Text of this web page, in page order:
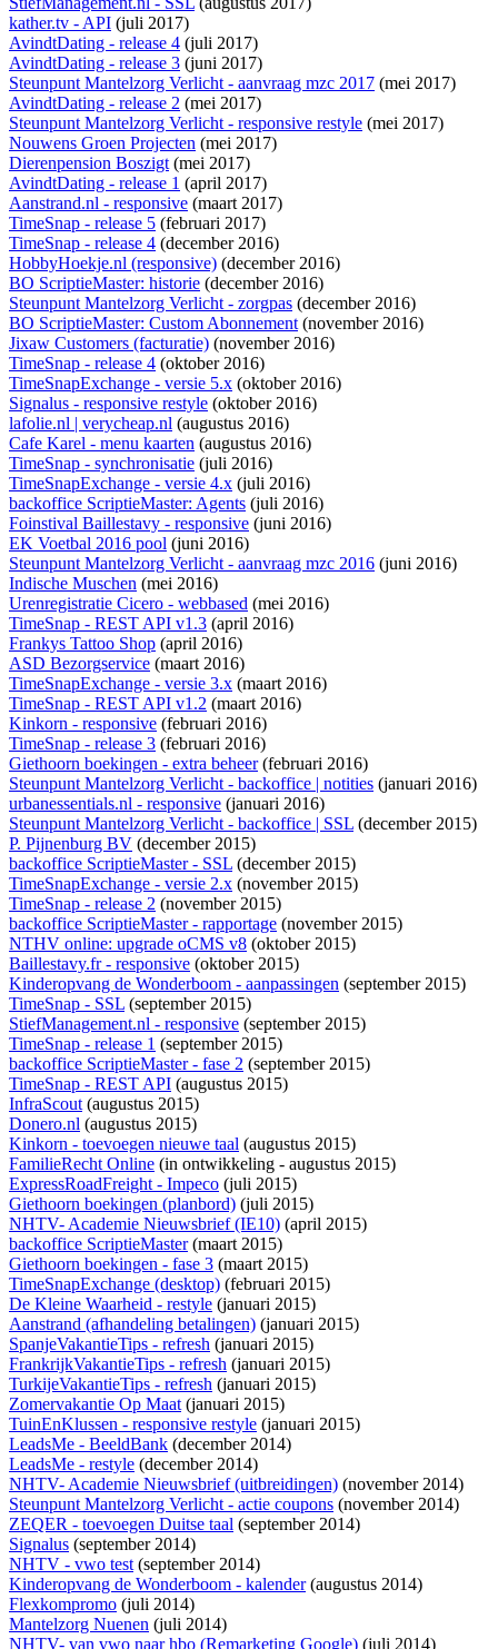
kather.tv - API (juli 2017)
AvindtDating - release 4 (juli 2017)
AvindtDating - release 3 (juni 2017)
Steunpunt Mantelzorg Verlicht - aanvraag mzc 2017 (mei 2017)
AvindtDating - release 2 (mei 2017)
Steunpunt Mantelzorg Verlicht - responsive restyle (mei 2017)
Nouwens Groen Projecten (mei 2017)
Dierenpension Boszigt(mei 2017)
AvindtDating - release 1 (april 2017)
Aanstrand.nl - responsive (maart 2017)
TimeSnap - release 5 (februari 2017)
TimeSnap - release 4 (december 2016)
HobbyHoekje.nl (responsive) (december 2016)
BO ScriptieMaster: historie (december 2016)
Steunpunt Mantelzorg Verlicht - zorgpas (december 2016)
BO ScriptieMaster: Custom Abonnement(november 2016)
Jixaw Customers (facturatie) (november 2016)
TimeSnap - release 4 (oktober 2016)
TimeSnapExchange - versie 5.x (oktober 2016)
Signalus - responsive restyle (oktober 2016)
lafolie.nl | verycheap.nl (augustus 2016)
Cafe Karel - menu kaarten (augustus 2016)
TimeSnap - synchronisatie (juli 2016)
TimeSnapExchange - versie 4.x (juli 2016)
backoffice ScriptieMaster: Agents (juli 2016)
Foinstival Baillestavy - responsive (juni 2016)
EK Voetbal 2016 pool (juni 2016)
Steunpunt Mantelzorg Verlicht - aanvraag mzc 2016 (juni 2016)
Indische Muschen (mei 2016)
Urenregistratie Cicero - webbased (mei 2016)
TimeSnap - REST API v1.3 (april 2016)
Frankys Tattoo Shop (april 2016)
ASD Bezorgservice (maart 2016)
TimeSnapExchange - versie 3.x (maart 2016)
TimeSnap - REST API v1.2 (maart 2016)
Kinkorn - responsive (februari 2016)
TimeSnap - release 3 (februari 2016)
Giethoorn boekingen - extra beheer(februari 2016)
Steunpunt Mantelzorg Verlicht - backoffice | notities (januari 2016)
urbanessentials.nl - responsive (januari 2016)
Steunpunt Mantelzorg Verlicht - backoffice | SSL (december 2015)
P. Pijnenburg BV (december 2015)
backoffice ScriptieMaster - SSL (december 2015)
TimeSnapExchange - versie 2.x (november 2015)
TimeSnap - release 2 (november 2015)
backoffice ScriptieMaster - rapportage (november 2015)
NTHV online: upgrade oCMS v8 (oktober 2015)
Baillestavy.fr - responsive (oktober 2015)
Kinderopvang de Wonderboom - aanpassingen (september 2015)
TimeSnap - SSL (september 2015)
StiefManagement.nl - responsive (september 2015)
TimeSnap - release 1 (september 2015)
backoffice ScriptieMaster - fase 2 (september 2015)
TimeSnap - REST API (augustus 2015)
InfraScout(augustus 2015)
Donero.nl (augustus 2015)
Kinkorn - toevoegen nieuwe taal (augustus 2015)
FamilieRecht Online (in ontwikkeling - augustus 2015)
ExpressRoadFreight - Impeco (juli 2015)
Giethoorn boekingen (planbord) (juli 2015)
NHTV- Academie Nieuwsbrief (IE10) (april 2015)
backoffice ScriptieMaster(maart 2015)
Giethoorn boekingen - fase 3 (maart 2015)
TimeSnapExchange (desktop) (februari 2015)
De Kleine Waarheid - restyle (januari 2015)
Aanstrand (afhandeling betalingen) (januari 2015)
SpanjeVakantieTips - refresh (januari 2015)
FrankrijkVakantieTips - refresh (januari 2015)
TurkijeVakantieTips - refresh (januari 2015)
Zomervakantie Op Maat(januari 2015)
TuinEnKlussen - responsive restyle (januari 2015)
LeadsMe - BeeldBank (december 2014)
LeadsMe - restyle (december 2014)
NHTV- Academie Nieuwsbrief (uitbreidingen) (november 2014)
Steunpunt Mantelzorg Verlicht - actie coupons (november 2014)
ZEQER - toevoegen Duitse taal (september 2014)
Signalus (september 2014)
NHTV - vwo test(september 2014)
Kinderopvang de Wonderboom - kalender(augustus 2014)
Flexkompromo (juli 2014)
Mantelzorg Nuenen (juli 2014)
NHTV- van vwo naar hbo (Remarketing Google) (juli 2014)